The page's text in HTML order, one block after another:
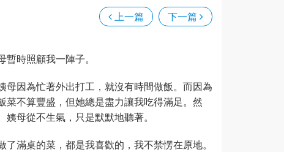
上一篇 下一篇
時照顧我一陣子。
因為忙著外出打工，就沒有時間做飯。而因為
不算豐盛，但她總是盡力讓我吃得滿足。然
母從不生氣，只是默默地聽著。
滿桌的菜，都是我喜歡的，我不禁愣在原地。